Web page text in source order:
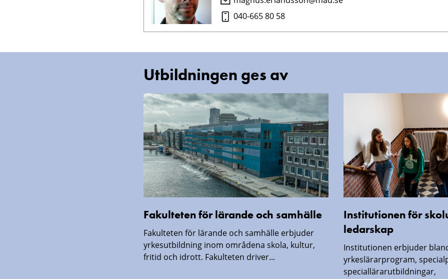
040-665 80 58
Utbildningen ges av
Fakulteten för lärande och samhälle
Fakulteten för lärande och samhälle erbjuder
yrkesutbildning inom områdena skola, kultur,
fritid och idrott. Fakulteten driver...
Institutionen för
ledarskap
Institutionen erbjuder
yrkeslärarprogram,
speciallärarutbildningar,